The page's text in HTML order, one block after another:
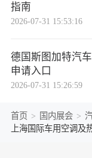
指南
2026-07-31 15:53:16
德国斯图加特汽
申请入口
2026-07-31 15:26:59
首页 > 国内展会 >
上海国际车用空调及